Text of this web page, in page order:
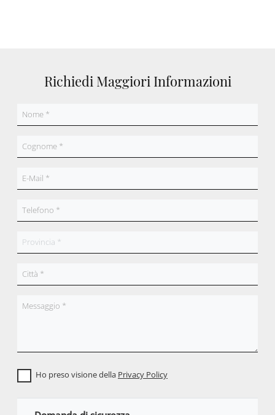
Richiedi Maggiori Informazioni
Ho preso visione della Privacy Policy